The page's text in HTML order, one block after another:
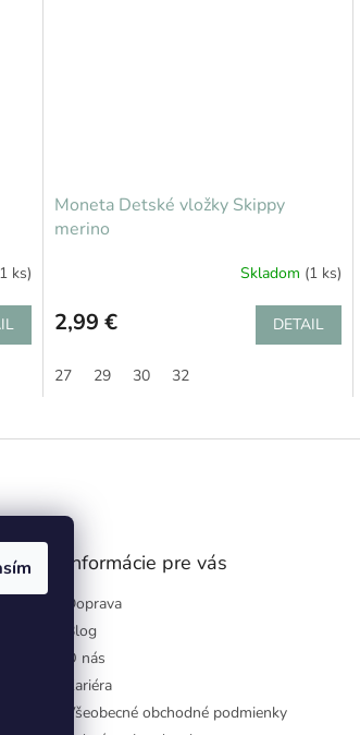
ks)
Moneta Detské vložky Skippy
merino
Skladom (1 ks)
2,99 € DETAIL
27 29 30 32
Informácie pre vás
Doprava
Blog
O nás
Kariéra
Všeobecné obchodné podmienky